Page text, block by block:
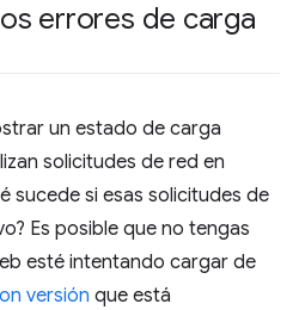
errores de carga
un estado de carga
solicitudes de red en
sucede si esas solicitudes de
Es posible que no tengas
esté intentando cargar de
versión que está